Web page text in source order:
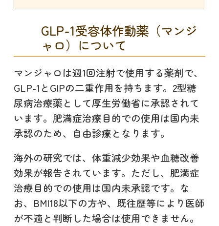
GLP-1受容体作動薬（マンジ
ャロ）について
マンジャロは週1回注射で使用する薬剤で、
GLP-1とGIPの二重作用を持ちます。2型糖
尿病治療薬として厚生労働省に承認されて
います。肥満症治療目的での使用は国内未
承認のため、自由診療となります。
海外の研究では、体重減少効果や血糖改善
効果が報告されています。ただし、肥満症
治療目的での使用は国内未承認です。な
お、BMI18以下の方や、既往歴等により医師
が不適と判断した場合は使用できません。